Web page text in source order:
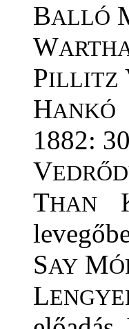
BALLÓ
W
PILLITZ
HANKÓ
1882:
V
THAN
SAY M
L